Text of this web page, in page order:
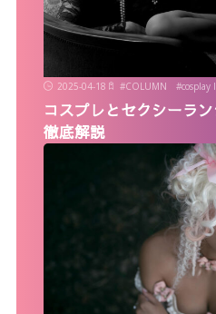
2025-04-18 #COLUMN #cosplay
コスプレとセクシーラ
徹底解説